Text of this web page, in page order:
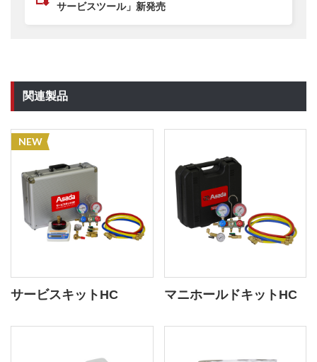
サービスツール」新発売
関連製品
NEW
サービスキットHC マニホールドキットHC